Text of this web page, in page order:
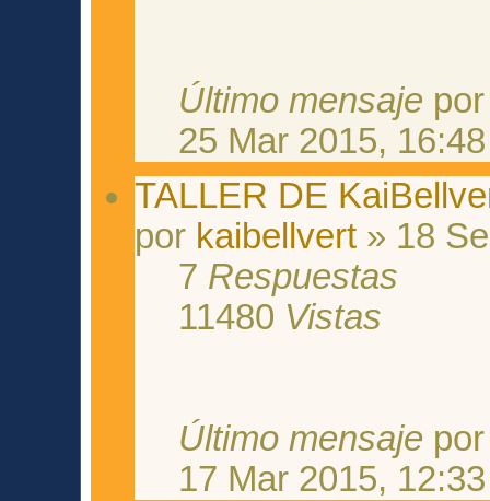
Último mensaje
25 Mar 2015, 16:48
TALLER DE
por kaibellvert » 18
7 Respuestas
11480 Vistas
Último mensaje
17 Mar 2015, 12:33